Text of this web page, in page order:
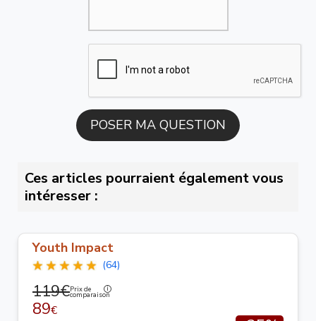
Ces articles pourraient également vous
intéresser :
Youth Impact
(64)
119€Prix de
comparaison
89€